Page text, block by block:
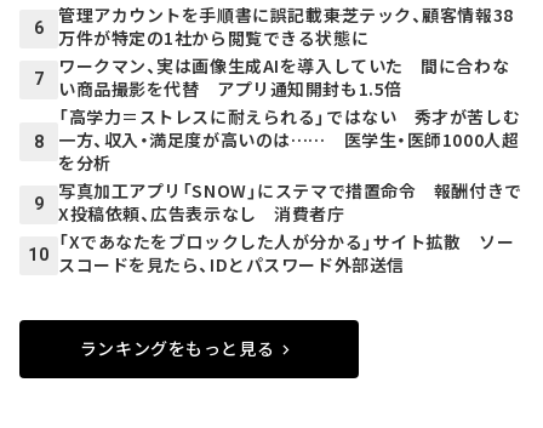
6
管理アカウントを手順書に誤記載――東芝テック、顧客情報38
万件が特定の1社から閲覧できる状態に
7
ワークマン、実は画像生成AIを導入していた 間に合わな
い商品撮影を代替 アプリ通知開封も1.5倍
8
「高学力＝ストレスに耐えられる」ではない 秀才が苦しむ
一方、収入・満足度が高いのは…… 医学生・医師1000人超
を分析
9
写真加工アプリ「SNOW」にステマで措置命令 報酬付きで
X投稿依頼、広告表示なし 消費者庁
10
「Xであなたをブロックした人が分かる」サイト拡散 ソー
スコードを見たら、IDとパスワード外部送信
ランキングをもっと見る